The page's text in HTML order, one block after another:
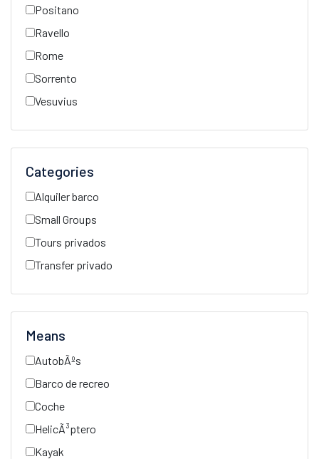
Positano
Ravello
Rome
Sorrento
Vesuvius
Categories
Alquiler barco
Small Groups
Tours privados
Transfer privado
Means
AutobÃºs
Barco de recreo
Coche
HelicÃ³ptero
Kayak